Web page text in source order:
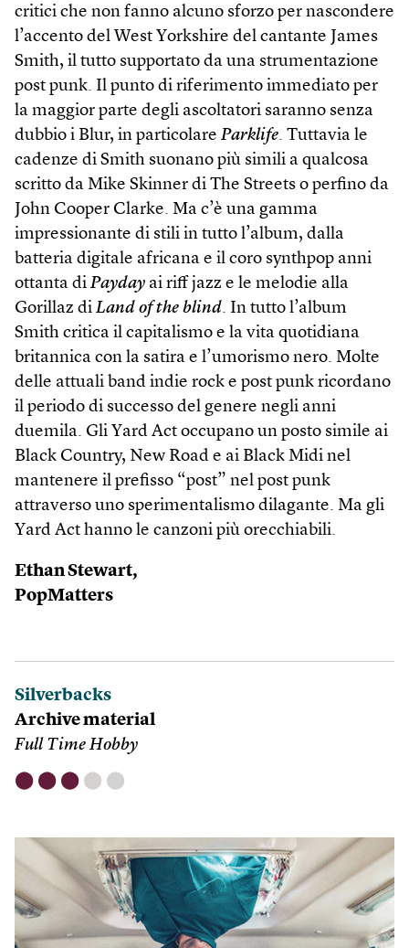
critici che non fanno alcuno sforzo per nascondere
l’accento del West Yorkshire del cantante James
Smith, il tutto supportato da una strumentazione
post punk. Il punto di riferimento immediato per
la maggior parte degli ascoltatori saranno senza
dubbio i Blur, in particolare Parklife. Tuttavia le
cadenze di Smith suonano più simili a qualcosa
scritto da Mike Skinner di The Streets o perfino da
John Cooper Clarke. Ma c’è una gamma
impressionante di stili in tutto l’album, dalla
batteria digitale africana e il coro synthpop anni
ottanta di Payday ai riff jazz e le melodie alla
Gorillaz di Land of the blind. In tutto l’album
Smith critica il capitalismo e la vita quotidiana
britannica con la satira e l’umorismo nero. Molte
delle attuali band indie rock e post punk ricordano
il periodo di successo del genere negli anni
duemila. Gli Yard Act occupano un posto simile ai
Black Country, New Road e ai Black Midi nel
mantenere il prefisso “post” nel post punk
attraverso uno sperimentalismo dilagante. Ma gli
Yard Act hanno le canzoni più orecchiabili.
Ethan Stewart,
PopMatters
Silverbacks
Archive material
Full Time Hobby
⬤ ⬤ ⬤ ⬤ ⬤